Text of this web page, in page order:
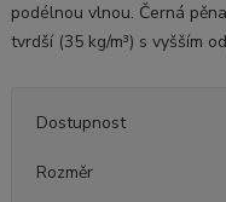
podélnou vlnou. Černá
tvrdší (35 kg/m³) s vyšším
Dostupnost
Rozměr